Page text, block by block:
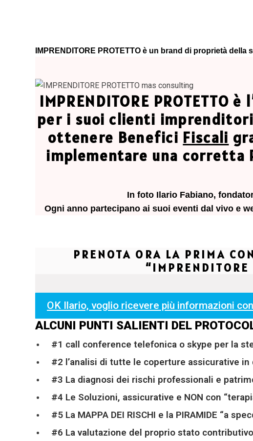
IMPRENDITORE PROTETTO è un brand di proprietà della
IMPRENDITORE
per i suoi clienti
ottenere Benefici Fiscali
implementare una corretta
In foto Ilario Fabiano,
Ogni anno partecipano ai suoi eventi dal vivo e
PRENOTA ORA LA PRIMA
“IMPRENDITORE
OK Ilario, voglio ricevere più informazioni
ALCUNI PUNTI SALIENTI DEL
#1 call conference telefonica o skype per la
#2 l’analisi di tutte le coperture assicurative
#3 La diagnosi dei rischi professionali e
#4 Le Soluzioni, assicurative e NON con
#5 La MAPPA DEI RISCHI e la PIRAMIDE “a
#6 La valutazione del proprio stato